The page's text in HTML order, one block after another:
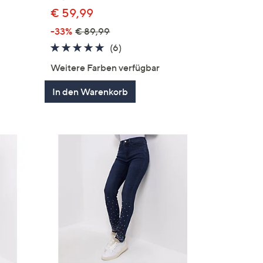
€ 59,99
-33% € 89,99
4.8
(6)
Weitere Farben verfügbar
In den Warenkorb